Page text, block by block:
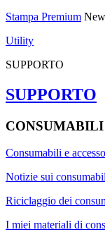
Stampa Premium New
Utility
SUPPORTO
SUPPORTO
Consumabili e
Notizie sui
Riciclaggio dei
I miei materiali di